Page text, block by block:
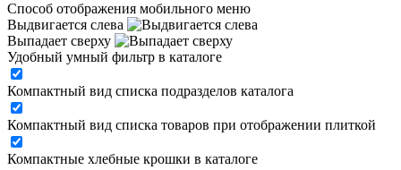
Способ отображения мобильного меню
Выдвигается слева
Выпадает сверху
Удобный умный фильтр в каталоге
Компактный вид списка подразделов каталога
Компактный вид списка товаров при отображении плиткой
Компактные хлебные крошки в каталоге